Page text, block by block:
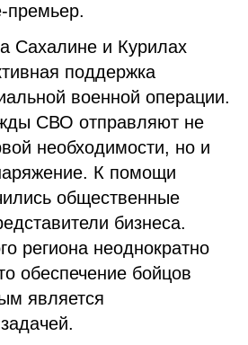
премьер.
Сахалине и Курилах
поддержка
военной операции.
СВО отправляют не
необходимости, но и
К помощи
общественные
бизнеса.
региона неоднократно
обеспечение бойцов
является